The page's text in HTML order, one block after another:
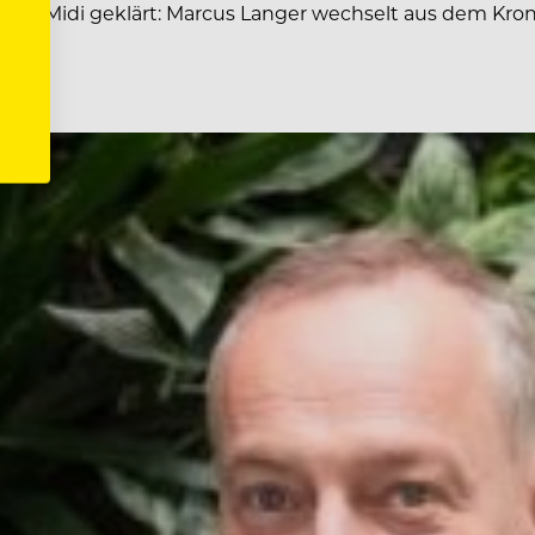
im Midi geklärt: Marcus Langer wechselt aus dem